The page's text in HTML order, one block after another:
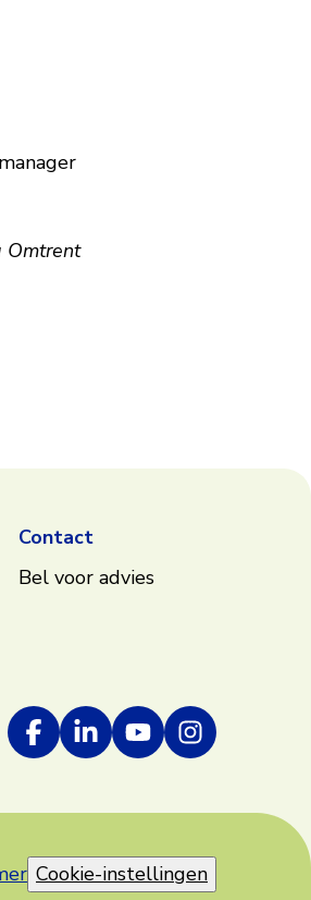
Omtrent
Contact
Bel voor advies
Cookie-instellingen